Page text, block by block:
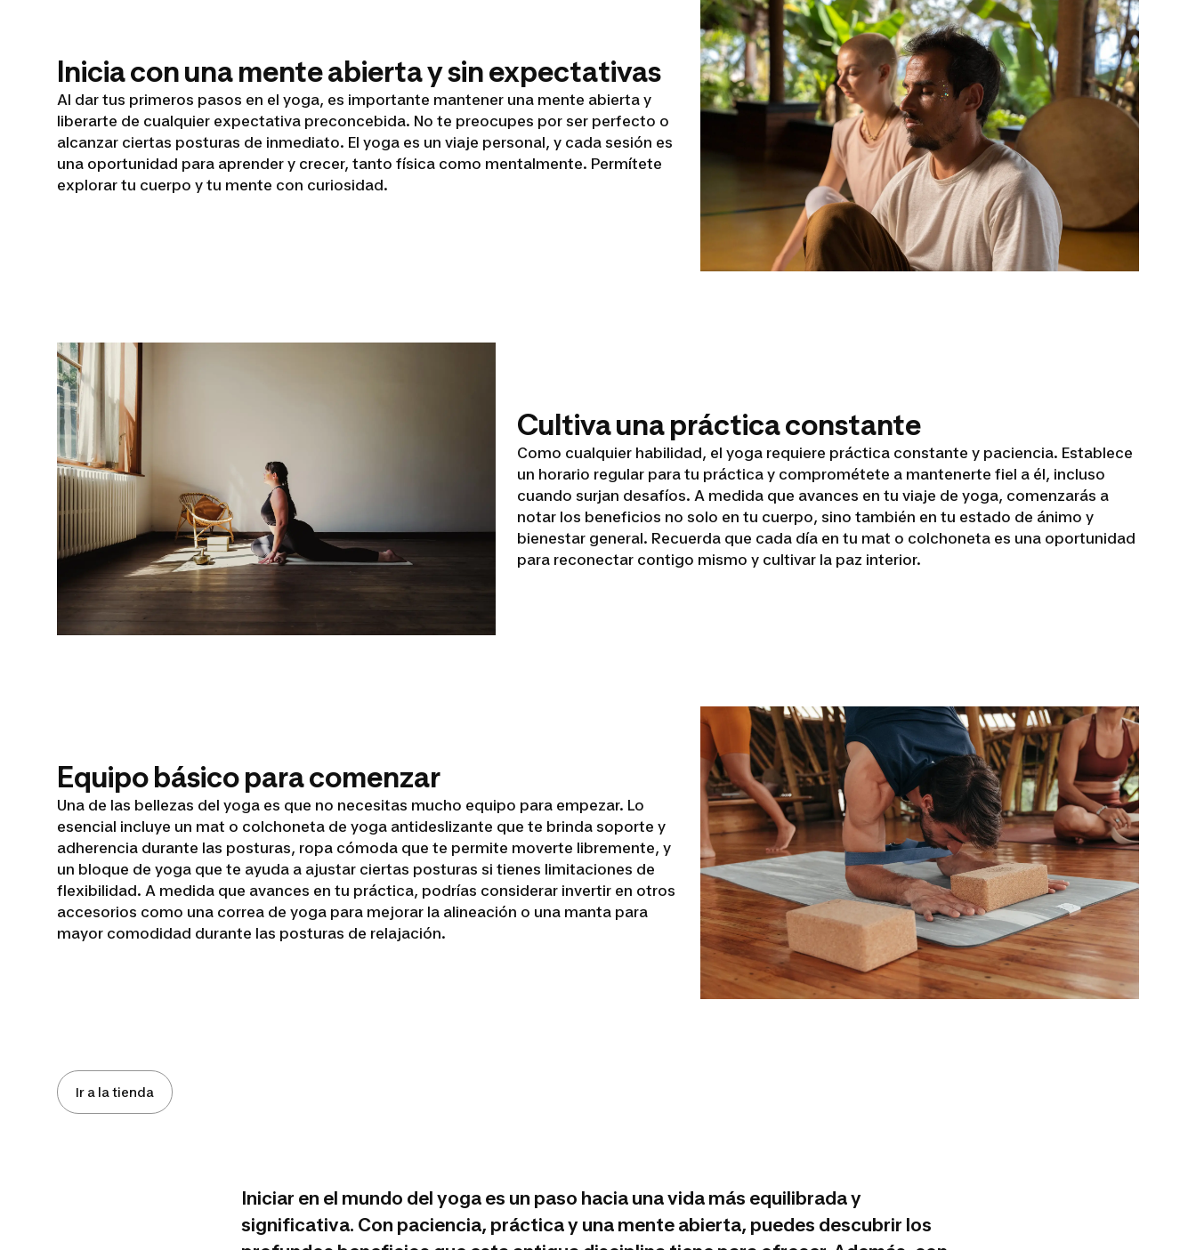
Inicia con una mente abierta y sin expectativas
Al dar tus primeros pasos en el yoga, es importante mantener una mente abierta y
liberarte de cualquier expectativa preconcebida. No te preocupes por ser perfecto o
alcanzar ciertas posturas de inmediato. El yoga es un viaje personal, y cada sesión es
una oportunidad para aprender y crecer, tanto física como mentalmente. Permítete
explorar tu cuerpo y tu mente con curiosidad.
Cultiva una práctica constante
Como cualquier habilidad, el yoga requiere práctica constante y paciencia. Establece
un horario regular para tu práctica y comprométete a mantenerte fiel a él, incluso
cuando surjan desafíos. A medida que avances en tu viaje de yoga, comenzarás a
notar los beneficios no solo en tu cuerpo, sino también en tu estado de ánimo y
bienestar general. Recuerda que cada día en tu mat o colchoneta es una oportunidad
para reconectar contigo mismo y cultivar la paz interior.
Equipo básico para comenzar
Una de las bellezas del yoga es que no necesitas mucho equipo para empezar. Lo
esencial incluye un mat o colchoneta de yoga antideslizante que te brinda soporte y
adherencia durante las posturas, ropa cómoda que te permite moverte libremente, y
un bloque de yoga que te ayuda a ajustar ciertas posturas si tienes limitaciones de
flexibilidad. A medida que avances en tu práctica, podrías considerar invertir en otros
accesorios como una correa de yoga para mejorar la alineación o una manta para
mayor comodidad durante las posturas de relajación.
Ir a la tienda
Iniciar en el mundo del yoga es un paso hacia una vida más equilibrada y
significativa. Con paciencia, práctica y una mente abierta, puedes descubrir los